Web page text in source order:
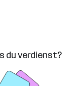
du verdienst?